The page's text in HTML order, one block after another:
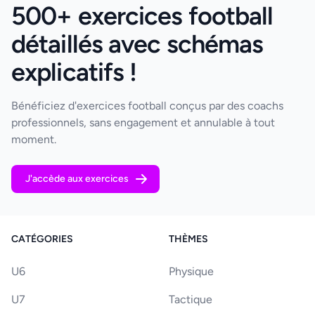
500+ exercices football
détaillés avec schémas
explicatifs !
Bénéficiez d'exercices football conçus par des coachs
professionnels, sans engagement et annulable à tout
moment.
J'accède aux exercices
CATÉGORIES
U6
U7
THÈMES
Physique
Tactique